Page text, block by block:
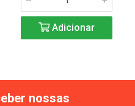
Adicionar
nossas